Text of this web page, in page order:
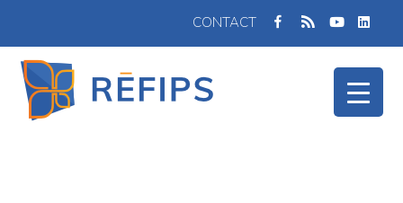
CONTACT FACEBOOK
TWITTER
FULX
RSS